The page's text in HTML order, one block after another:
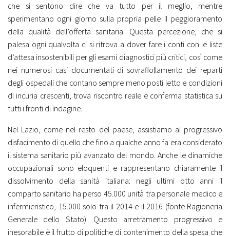
che si sentono dire che va tutto per il meglio, mentre
sperimentano ogni giorno sulla propria pelle il peggioramento
della qualità dell’offerta sanitaria. Questa percezione, che si
palesa ogni qualvolta ci si ritrova a dover fare i conti con le liste
d’attesa insostenibili per gli esami diagnostici più critici, così come
nei numerosi casi documentati di sovraffollamento dei reparti
degli ospedali che contano sempre meno posti letto e condizioni
di incuria crescenti, trova riscontro reale e conferma statistica su
tutti i fronti di indagine.
Nel Lazio, come nel resto del paese, assistiamo al progressivo
disfacimento di quello che fino a qualche anno fa era considerato
il sistema sanitario più avanzato del mondo. Anche le dinamiche
occupazionali sono eloquenti e rappresentano chiaramente il
dissolvimento della sanità italiana: negli ultimi otto anni il
comparto sanitario ha perso 45.000 unità tra personale medico e
infermieristico, 15.000 solo tra il 2014 e il 2016 (fonte Ragioneria
Generale dello Stato). Questo arretramento progressivo e
inesorabile è il frutto di politiche di contenimento della spesa che